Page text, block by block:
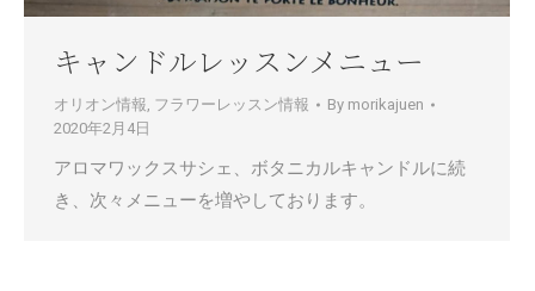
キャンドルレッスンメニュー
オリオン情報, フラワーレッスン情報 By morikajuen
2020年2月4日
アロマワックスサシェ、ボタニカルキャンドルに続
き、次々メニューを増やしております。